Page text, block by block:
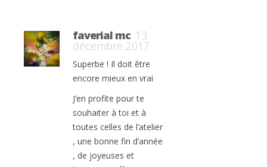
faverial mc 13
décembre 2017
Superbe ! Il doit être
encore mieux en vrai
J’en profite pour te
souhaiter à toi et à
toutes celles de l’atelier
, une bonne fin d’année
, de joyeuses et